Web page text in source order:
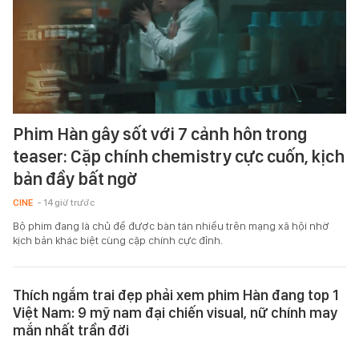
Phim Hàn gây sốt với 7 cảnh hôn trong
teaser: Cặp chính chemistry cực cuốn, kịch
bản đầy bất ngờ
CINE - 14 giờ trước
Bộ phim đang là chủ đề được bàn tán nhiều trên mạng xã hội nhờ
kịch bản khác biệt cùng cặp chính cực đỉnh.
Thích ngắm trai đẹp phải xem phim Hàn đang top 1
Việt Nam: 9 mỹ nam đại chiến visual, nữ chính may
mắn nhất trần đời